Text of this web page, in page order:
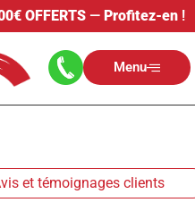
OFFERTS— Profitez-en!
Menu
et témoignages clients